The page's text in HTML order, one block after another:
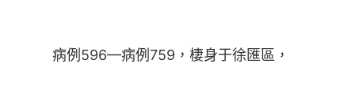
病例596—病例759，棲身于徐匯區，